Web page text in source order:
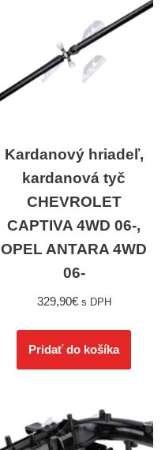
Kardanový hriadeľ,
kardanová tyč
CHEVROLET
CAPTIVA 4WD 06-,
OPEL ANTARA 4WD
06-
329,90€ s DPH
Pridať do košíka